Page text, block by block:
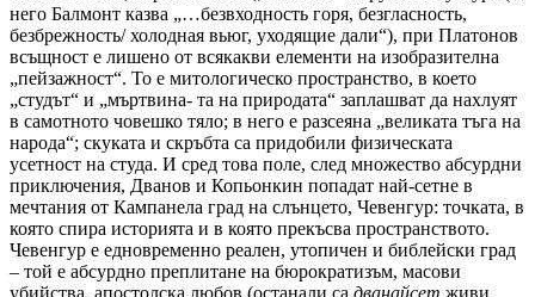
него Балмонт казва „…безвходность горя, безгласность,
безбрежность/ холодная вьюг, уходящие дали“), при Платонов
всъщност е лишено от всякакви елементи на изобразителна
„пейзажност“. То е митологическо пространство, в което
„студът“ и „мъртвина- та на природата“ заплашват да нахлуят
в самотното човешко тяло; в него е разсеяна „великата тъга на
народа“; скуката и скръбта са придобили физическата
усетност на студа. И сред това поле, след множество абсурдни
приключения, Дванов и Копьонкин попадат най-сетне в
мечтания от Кампанела град на слънцето, Чевенгур: точката, в
която спира историята и в която прекъсва пространството.
Чевенгур е едновременно реален, утопичен и библейски град
– той е абсурдно преплитане на бюрократизъм, масови